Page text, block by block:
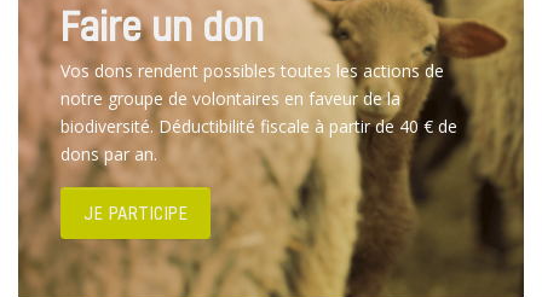
Faire un don
Vos dons rendent possibles toutes les actions de
notre groupe de volontaires en faveur de la
biodiversité. Déductibilité fiscale à partir de 40 € de
dons par an.
JE PARTICIPE